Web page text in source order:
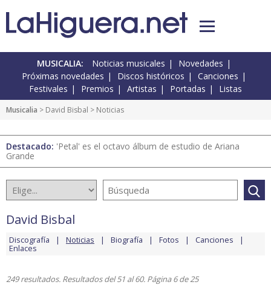
MUSICALIA: Noticias musicales
Novedades
Próximas novedades
Discos históricos
Canciones
Festivales
Premios Artistas Portadas Listas
Musicalia > David Bisbal > Noticias
Destacado: 'Petal' es el octavo álbum de estudio de Ariana
Grande
David Bisbal
Discografía Noticias Biografía Fotos Canciones
Enlaces
249 resultados. Resultados del 51 al 60. Página 6 de 25